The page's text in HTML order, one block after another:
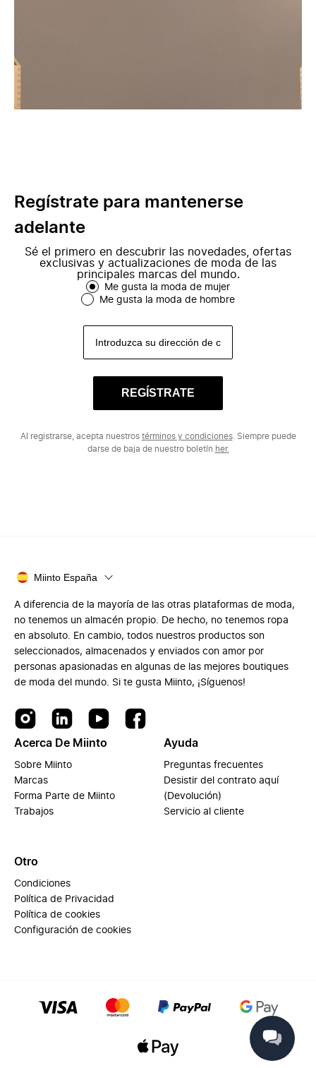
Regístrate para mantenerse
adelante
Sé el primero en descubrir las novedades, ofertas
exclusivas y actualizaciones de moda de las
principales marcas del mundo.
Me gusta la moda de mujer
Me gusta la moda de hombre
REGÍSTRATE
Al registrarse, acepta nuestros términos y condiciones. Siempre puede
darse de baja de nuestro boletín her.
Miinto España
A diferencia de la mayoría de las otras plataformas de moda,
no tenemos un almacén propio. De hecho, no tenemos ropa
en absoluto. En cambio, todos nuestros productos son
seleccionados, almacenados y enviados con amor por
personas apasionadas en algunas de las mejores boutiques
de moda del mundo. Si te gusta Miinto, ¡Síguenos!
Acerca De Miinto
Sobre Miinto
Marcas
Forma Parte de Miinto
Trabajos
Ayuda
Preguntas frecuentes
Desistir del contrato aquí
(Devolución)
Servicio al cliente
Otro
Condiciones
Política de Privacidad
Política de cookies
Configuración de cookies